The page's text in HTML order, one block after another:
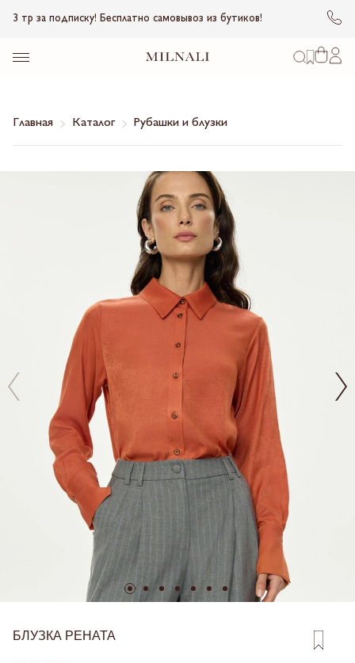
3 тр за подписку! Бесплатно самовывоз из бутиков!
Главная Каталог Рубашки и блузки
БЛУЗКА РЕНАТА